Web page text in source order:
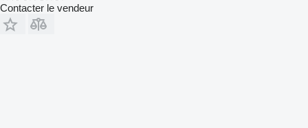
Contacter le vendeur